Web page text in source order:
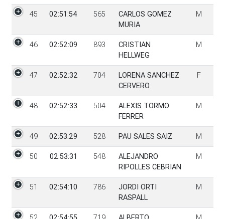
45 02:51:54 565
CARLOS GOMEZ
MURIA
M
46 02:52:09 893
CRISTIAN
HELLWEG
M
47 02:52:32 704
LORENA SANCHEZ
CERVERO
F
48 02:52:33 504
ALEXIS TORMO
FERRER
M
49 02:53:29 528 PAU SALES SAIZ M
50 02:53:31 548
ALEJANDRO
RIPOLLES CEBRIAN
M
51 02:54:10 786
JORDI ORTI
RASPALL
M